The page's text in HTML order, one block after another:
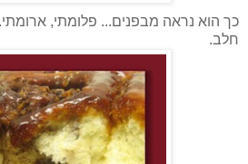
כך הוא נראה מבפנים... פלומתי,
חלב.